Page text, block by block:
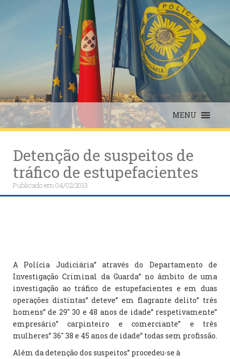
MENU
Detenção de suspeitos de
tráfico de estupefacientes
Publicado em04/02/2013
A Polícia Judiciária” através do Departamento de
Investigação Criminal da Guarda” no âmbito de uma
investigação ao tráfico de estupefacientes e em duas
operações distintas” deteve” em flagrante delito” três
homens” de 29″ 30 e 48 anos de idade” respetivamente”
empresário” carpinteiro e comerciante” e três
mulheres” 36″ 38 e 45 anos de idade” todas sem profissão.
Além da detenção dos suspeitos” procedeu-se à